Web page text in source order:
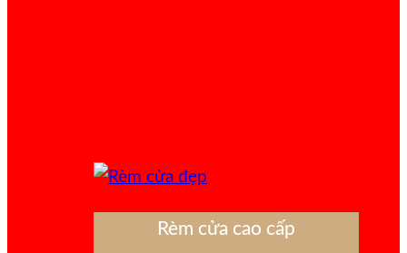
Rèm cửa cao cấp